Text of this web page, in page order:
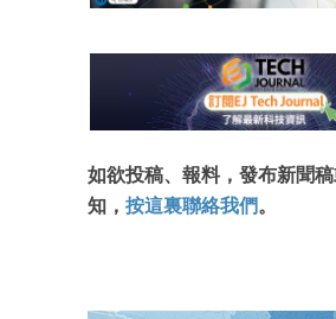
如欲投稿、報料，發布新聞
知， 按這裏聯絡我們。